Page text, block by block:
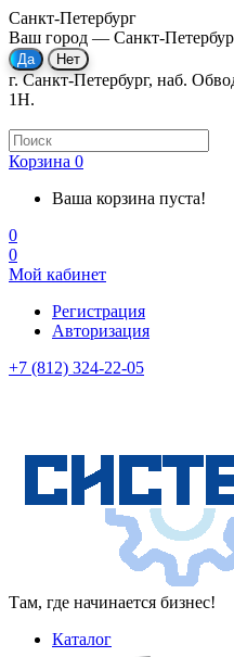
Санкт-Петербург
Ваш город — Санкт-
г. Санкт-Петербург, наб.
1Н.
Корзина 0
Ваша корзина пуста!
0
0
Мой кабинет
Регистрация
Авторизация
+7 (812) 324-22-05
Там, где начинается бизнес!
Каталог